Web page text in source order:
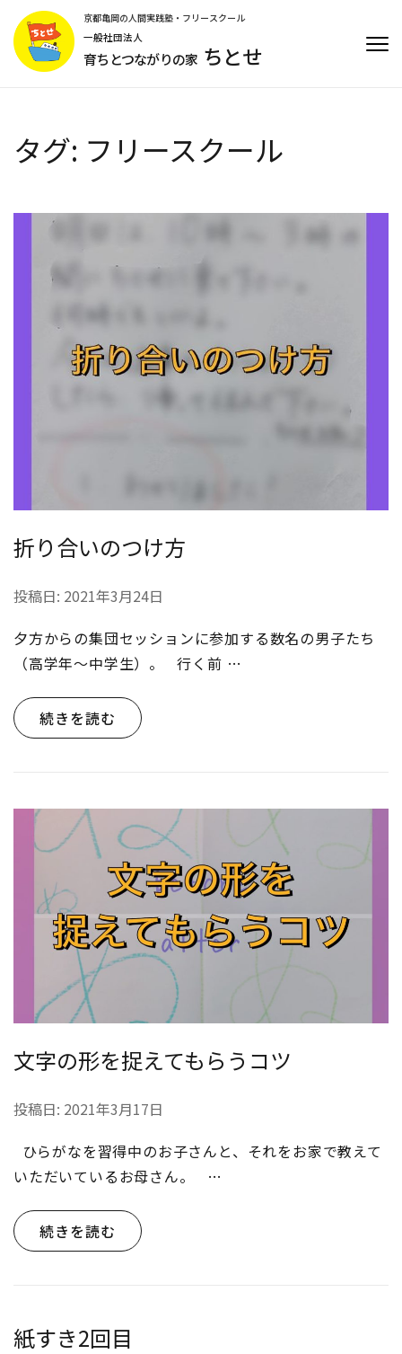
京都亀岡の人間実践塾・フリースクール
一般社団法人
育ちとつながりの家 ちとせ
タグ: フリースクール
折り合いのつけ方
投稿日: 2021年3月24日
夕方からの集団セッションに参加する数名の男子たち
（高学年〜中学生）。 行く前 …
続きを読む
文字の形を捉えてもらうコツ
投稿日: 2021年3月17日
ひらがなを習得中のお子さんと、それをお家で教えて
いただいているお母さん。 …
続きを読む
紙すき2回目